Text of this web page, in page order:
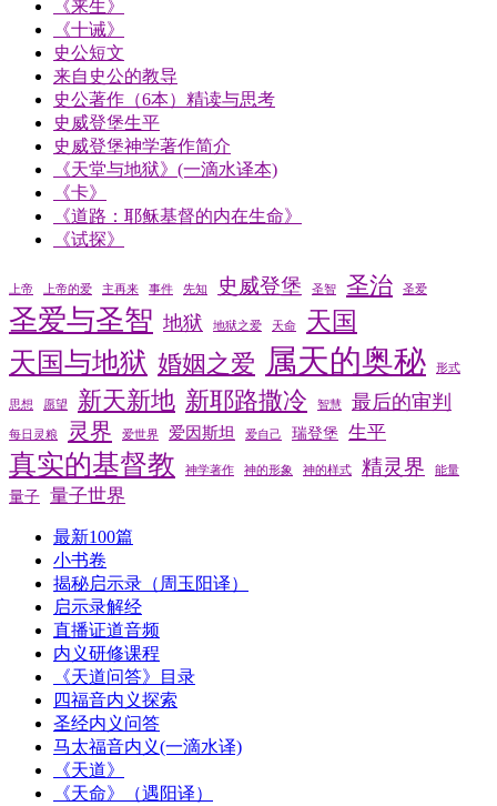
《来生》
《十诫》
史公短文
来自史公的教导
史公著作（6本）精读与思考
史威登堡生平
史威登堡神学著作简介
《天堂与地狱》(一滴水译本)
《卡》
《道路：耶稣基督的内在生命》
《试探》
上帝 上帝的爱 主再来 事件 先知 史威登堡 圣智 圣治 圣爱
圣爱与圣智 地狱 地狱之爱 天命 天国
天国与地狱 婚姻之爱 属天的奥秘 形式
思想 愿望 新天新地 新耶路撒冷 智慧 最后的审判
每日灵粮 灵界 爱世界 爱因斯坦 爱自己 瑞登堡 生平
真实的基督教 神学著作 神的形象 神的样式 精灵界 能量
量子 量子世界
最新100篇
小书卷
揭秘启示录（周玉阳译）
启示录解经
直播证道音频
内义研修课程
《天道问答》目录
四福音内义探索
圣经内义问答
马太福音内义(一滴水译)
《天道》
《天命》（遇阳译）